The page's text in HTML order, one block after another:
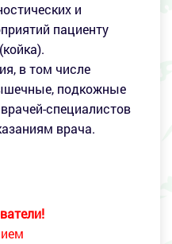
и
пациенту
в том числе
подкожные
специалистов
врача.